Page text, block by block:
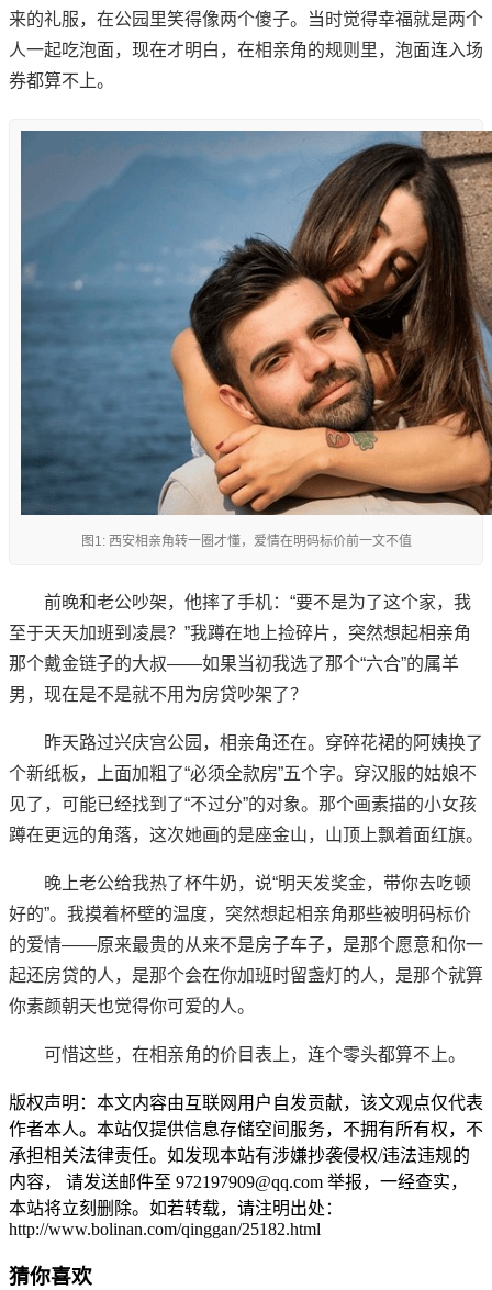
来的礼服，在公园里笑得像两个傻子。当时觉得幸福就是两个
人一起吃泡面，现在才明白，在相亲角的规则里，泡面连入场
券都算不上。
图1: 西安相亲角转一圈才懂，爱情在明码标价前一文不值
前晚和老公吵架，他摔了手机：“要不是为了这个家，我
至于天天加班到凌晨？”我蹲在地上捡碎片，突然想起相亲角
那个戴金链子的大叔——如果当初我选了那个“六合”的属羊
男，现在是不是就不用为房贷吵架了？
昨天路过兴庆宫公园，相亲角还在。穿碎花裙的阿姨换了
个新纸板，上面加粗了“必须全款房”五个字。穿汉服的姑娘不
见了，可能已经找到了“不过分”的对象。那个画素描的小女孩
蹲在更远的角落，这次她画的是座金山，山顶上飘着面红旗。
晚上老公给我热了杯牛奶，说“明天发奖金，带你去吃顿
好的”。我摸着杯壁的温度，突然想起相亲角那些被明码标价
的爱情——原来最贵的从来不是房子车子，是那个愿意和你一
起还房贷的人，是那个会在你加班时留盏灯的人，是那个就算
你素颜朝天也觉得你可爱的人。
可惜这些，在相亲角的价目表上，连个零头都算不上。
版权声明：本文内容由互联网用户自发贡献，该文观点仅代表
作者本人。本站仅提供信息存储空间服务，不拥有所有权，不
承担相关法律责任。如发现本站有涉嫌抄袭侵权/违法违规的
内容， 请发送邮件至 972197909@qq.com 举报，一经查实，
本站将立刻删除。如若转载，请注明出处：
http://www.bolinan.com/qinggan/25182.html
猜你喜欢